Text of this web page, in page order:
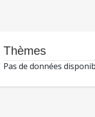
Thèmes
Pas de données